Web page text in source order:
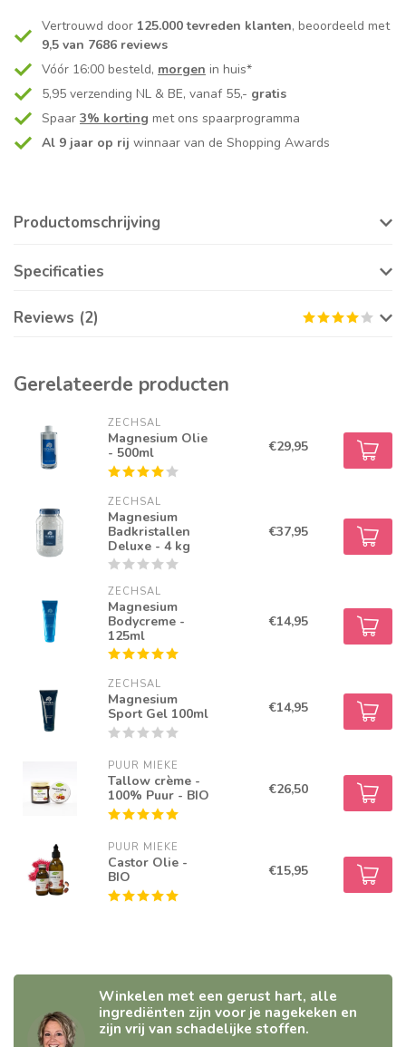
Vertrouwd door 125.000 tevreden klanten, beoordeeld met
9,5 van 7686 reviews
Vóór 16:00 besteld, morgen in huis*
5,95 verzending NL & BE, vanaf 55,- gratis
Spaar 3% korting met ons spaarprogramma
Al 9 jaar op rij winnaar van de Shopping Awards
Productomschrijving
Specificaties
Reviews (2)
Gerelateerde producten
ZECHSAL
Magnesium Olie
- 500ml
€29,95
ZECHSAL
Magnesium
Badkristallen
Deluxe - 4 kg
€37,95
ZECHSAL
Magnesium
Bodycreme -
125ml
€14,95
ZECHSAL
Magnesium
Sport Gel 100ml
€14,95
PUUR MIEKE
Tallow crème -
100% Puur - BIO
€26,50
PUUR MIEKE
Castor Olie -
BIO
€15,95
Winkelen met een gerust hart, alle
ingrediënten zijn voor je nagekeken en
zijn vrij van schadelijke stoffen.